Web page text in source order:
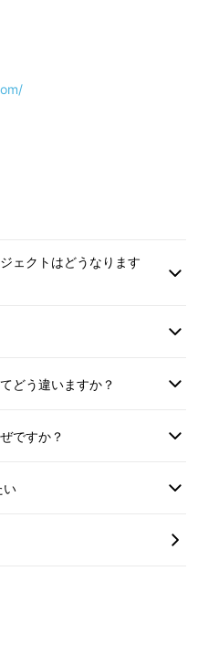
することができ、
や
にご連
。ご予
申し上
程の予
ェクトはどうなります
どう違いますか？
ですか？
い